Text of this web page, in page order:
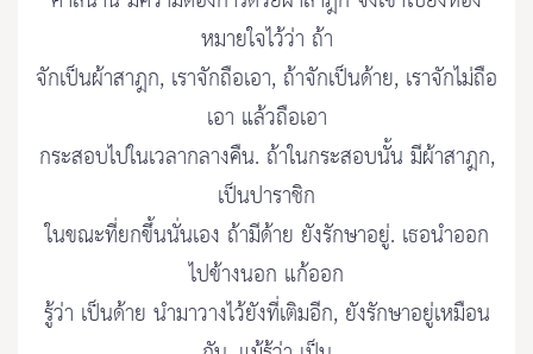
หมายใจไว้ว่า ถ้า
จักเป็นผ้าสาฎก, เราจักถือเอา, ถ้าจักเป็นด้าย, เราจักไม่ถือ
เอา แล้วถือเอา
กระสอบไปในเวลากลางคืน. ถ้าในกระสอบนั้น มีผ้าสาฎก,
เป็นปาราชิก
ในขณะที่ยกขึ้นนั่นเอง ถ้ามีด้าย ยังรักษาอยู่. เธอนำออก
ไปข้างนอก แก้ออก
รู้ว่า เป็นด้าย นำมาวางไว้ยังที่เติมอีก, ยังรักษาอยู่เหมือน